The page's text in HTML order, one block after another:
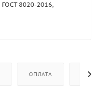
ГОСТ 8020-2016,
ОПЛАТА